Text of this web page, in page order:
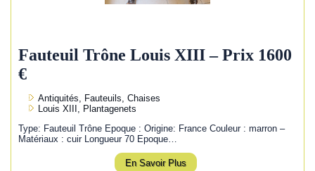
Fauteuil Trône Louis XIII – Prix 1600
€
Antiquités, Fauteuils, Chaises
Louis XIII, Plantagenets
Type: Fauteuil Trône Epoque : Origine: France Couleur : marron –
Matériaux : cuir Longueur 70 Epoque…
En Savoir Plus